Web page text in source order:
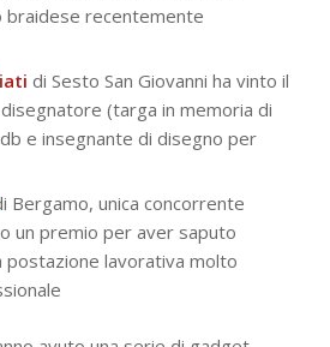
braidese recentemente
di Sesto San Giovanni ha vinto il
(targa in memoria di
e insegnante di disegno per
Bergamo, unica concorrente
un premio per aver saputo
postazione lavorativa molto